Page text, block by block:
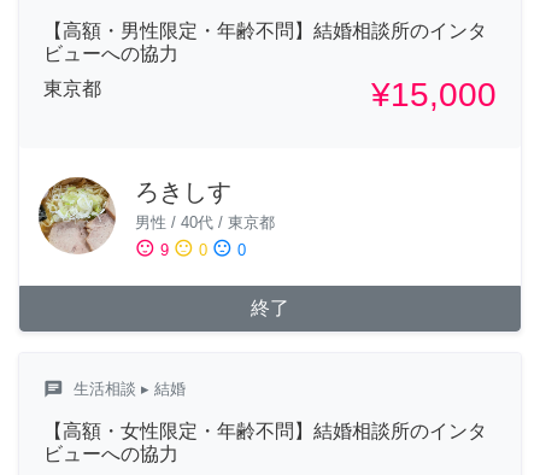
【高額・男性限定・年齢不問】結婚相談所のインタ
ビューへの協力
東京都
¥15,000
ろきしす
男性 / 40代 / 東京都
sentiment_satisfied 9 sentiment_neutral 0 sentiment_dissatisfied 0
終了
chat 生活相談 ▸ 結婚
【高額・女性限定・年齢不問】結婚相談所のインタ
ビューへの協力